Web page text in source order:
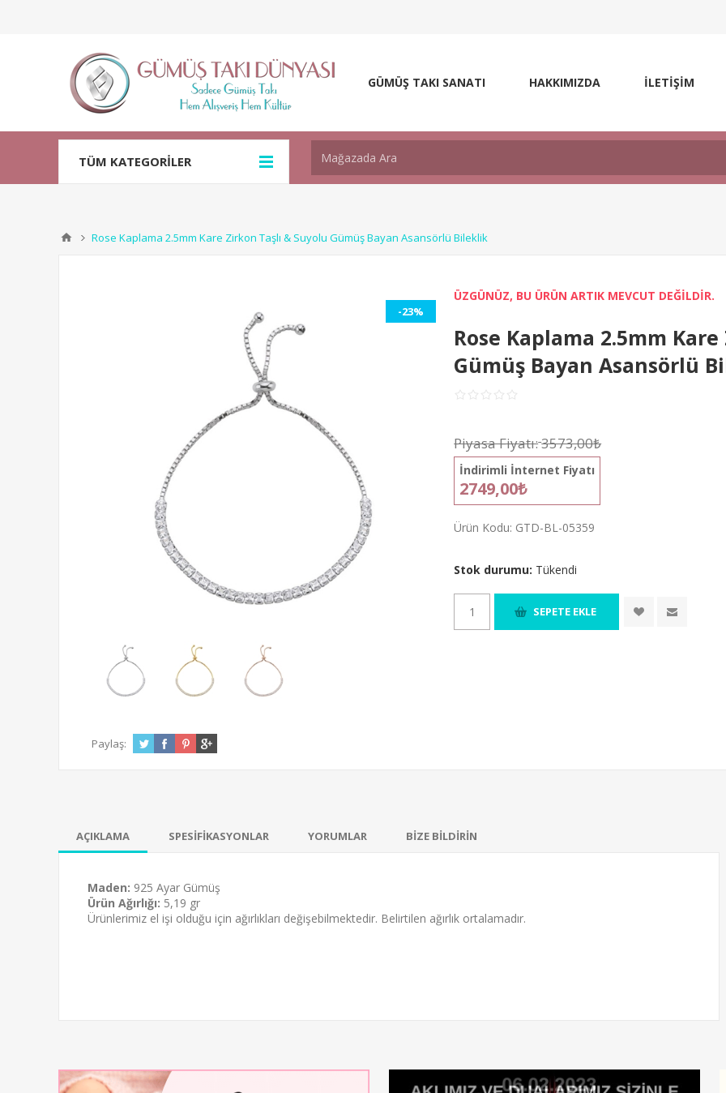
GÜMÜŞ TAKI SANATI HAKKIMIZDA İLETİŞİM
TÜM KATEGORİLER
Rose Kaplama 2.5mm Kare Zirkon Taşlı & Suyolu Gümüş Bayan Asansörlü Bileklik
-23%
ÜZGÜNÜZ, BU ÜRÜN ARTIK MEVCUT DEĞİLDİR.
Rose Kaplama 2.5mm
Gümüş Bayan Asansörlü
Piyasa Fiyatı:3573,00₺
İndirimli İnternet Fiyatı
2749,00₺
Ürün Kodu: GTD-BL-05359
Stok durumu: Tükendi
Paylaş:
AÇIKLAMA SPESİFİKASYONLAR YORUMLAR BİZE BİLDİRİN
Maden: 925 Ayar Gümüş
Ürün Ağırlığı: 5,19 gr
Ürünlerimiz el işi olduğu için ağırlıkları değişebilmektedir. Belirtilen ağırlık ortalamadır.